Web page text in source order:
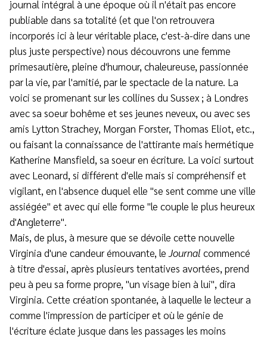
journal intégral à une époque où il n'était pas encore
publiable dans sa totalité (et que l'on retrouvera
incorporés ici à leur véritable place, c'est-à-dire dans une
plus juste perspective) nous découvrons une femme
primesautière, pleine d'humour, chaleureuse, passionnée
par la vie, par l'amitié, par le spectacle de la nature. La
voici se promenant sur les collines du Sussex ; à Londres
avec sa soeur bohême et ses jeunes neveux, ou avec ses
amis Lytton Strachey, Morgan Forster, Thomas Eliot, etc.,
ou faisant la connaissance de l'attirante mais hermétique
Katherine Mansfield, sa soeur en écriture. La voici surtout
avec Leonard, si différent d'elle mais si compréhensif et
vigilant, en l'absence duquel elle "se sent comme une ville
assiégée" et avec qui elle forme "le couple le plus heureux
d'Angleterre".
Mais, de plus, à mesure que se dévoile cette nouvelle
Virginia d'une candeur émouvante, le Journal commencé
à titre d'essai, après plusieurs tentatives avortées, prend
peu à peu sa forme propre, "un visage bien à lui", dira
Virginia. Cette création spontanée, à laquelle le lecteur a
comme l'impression de participer et où le génie de
l'écriture éclate jusque dans les passages les moins